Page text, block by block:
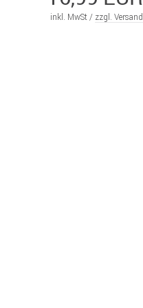
inkl. MwSt / zzgl. Versand